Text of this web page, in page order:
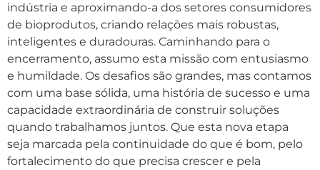
indústria e aproximando-a dos setores consumidores
de bioprodutos, criando relações mais robustas,
inteligentes e duradouras. Caminhando para o
encerramento, assumo esta missão com entusiasmo
e humildade. Os desafios são grandes, mas contamos
com uma base sólida, uma história de sucesso e uma
capacidade extraordinária de construir soluções
quando trabalhamos juntos. Que esta nova etapa
seja marcada pela continuidade do que é bom, pelo
fortalecimento do que precisa crescer e pela